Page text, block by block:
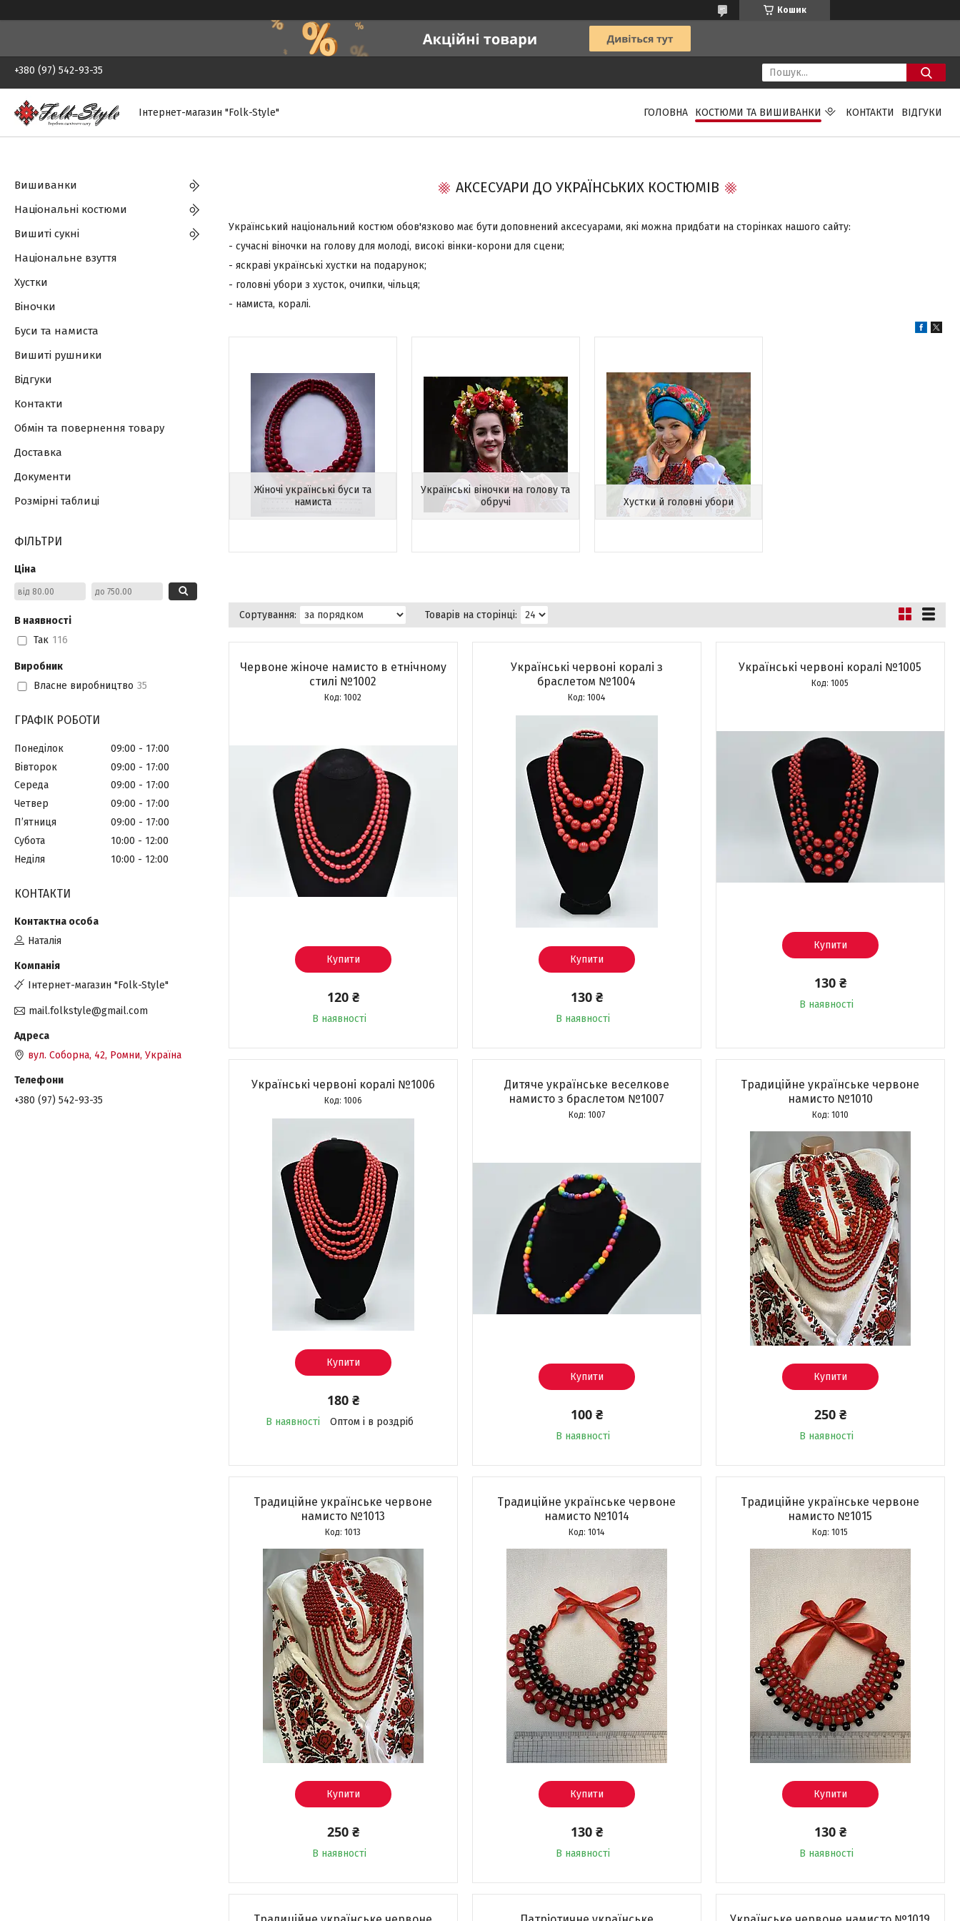
Кошик
+380 (97) 542-93-35
Інтернет-магазин "Folk-Style" ГОЛОВНА КОСТЮМИ ТА ВИШИВАНКИ КОНТАКТИ ВІДГУКИ
АКСЕСУАРИ ДО УКРАЇНСЬКИХ КОСТЮМІВ
Український національний костюм обов'язково має бути доповнений аксесуарами, які можна придбати на сторінках нашого сайту:
- сучасні віночки на голову для молоді, високі вінки-корони для сцени;
- яскраві українські хустки на подарунок;
- головні убори з хусток, очипки, чільця;
- намиста, коралі.
Жіночі українські буси та
намиста
Українські віночки на голову та
обручі
Хустки й головні убори
Червоне жіноче намисто в етнічному
стилі №1002
1002
Купити
120 ₴
В наявності
Українські червоні коралі з
браслетом №1004
1004
Купити
130 ₴
В наявності
Українські червоні коралі №1005
1005
Купити
130 ₴
В наявності
Українські червоні коралі №1006
1006
Купити
180 ₴
В наявності Оптом і в роздріб
Дитяче українське веселкове
намисто з браслетом №1007
1007
Купити
100 ₴
В наявності
Традиційне українське червоне
намисто №1010
1010
Купити
250 ₴
В наявності
Традиційне українське червоне
намисто №1013
1013
Купити
250 ₴
В наявності
Традиційне українське червоне
намисто №1014
1014
Купити
130 ₴
В наявності
Традиційне українське червоне
намисто №1015
1015
Купити
130 ₴
В наявності
Вишиванки
Національні костюми
Вишиті сукні
Національне взуття
Хустки
Віночки
Буси та намиста
Вишиті рушники
Відгуки
Контакти
Обмін та повернення товару
Доставка
Документи
Розмірні таблиці
ФІЛЬТРИ
Ціна
В наявності
Так 116
Виробник
Власне виробництво 35
ГРАФІК РОБОТИ
Понеділок 09:00
17:00
Вівторок
09:00
17:00
Середа
09:00
17:00
Четвер
09:00
17:00
Пʼятниця
09:00
17:00
Субота
10:00
12:00
Неділя
10:00 12:00
КОНТАКТИ
Наталія
Інтернет-магазин "Folk-Style"
mail.folkstyle@gmail.com
вул. Соборна, 42, Ромни, Україна
+380 (97) 542-93-35